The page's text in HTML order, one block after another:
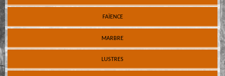
FAÏENCE
MARBRE
LUSTRES